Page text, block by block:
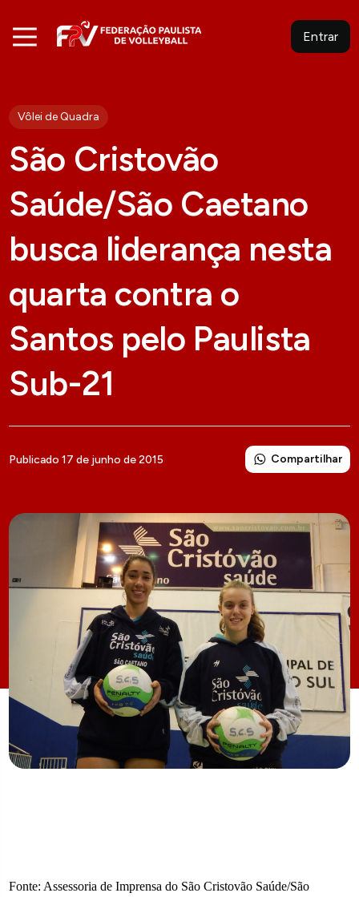
Entrar
Vôlei de Quadra
São Cristovão
Saúde/São Caetano
busca liderança nesta
quarta contra o
Santos pelo Paulista
Sub-21
Publicado 17 de junho de 2015 Compartilhar
Fonte: Assessoria de Imprensa do São Cristovão Saúde/São